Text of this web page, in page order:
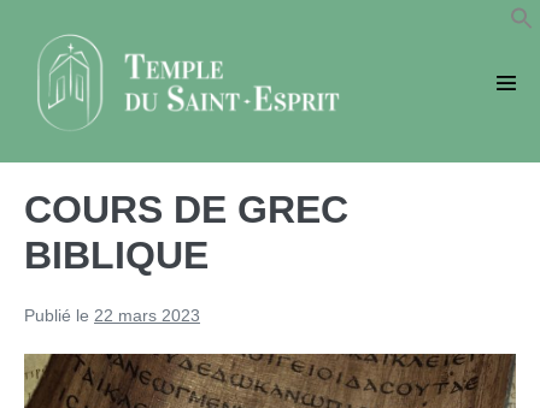
contenu
COURS DE GREC
BIBLIQUE
Publié le 22 mars 2023